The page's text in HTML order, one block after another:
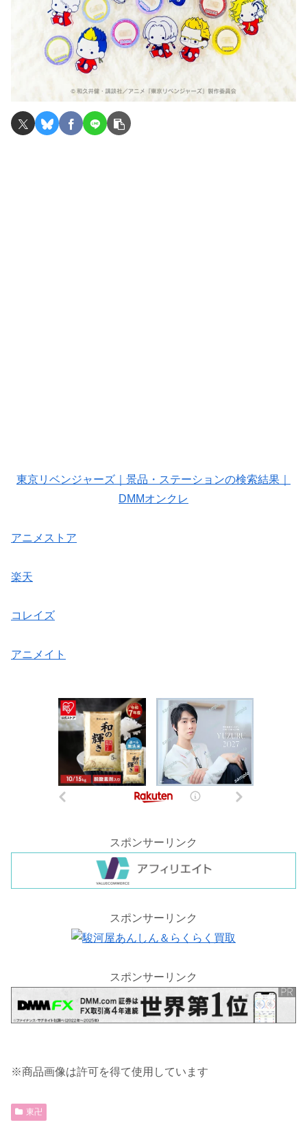
東京リベンジャーズ｜景品・ステーションの検索結果｜
DMMオンクレ
アニメストア
楽天
コレイズ
アニメイト
スポンサーリンク
スポンサーリンク
スポンサーリンク
※商品画像は許可を得て使用しています
東卍